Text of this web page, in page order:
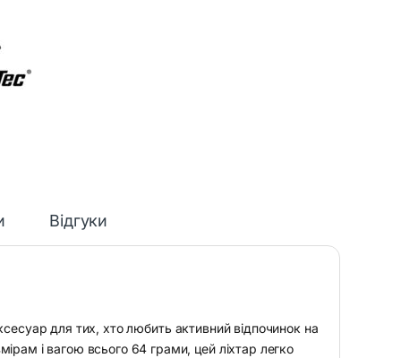
Відгуки
для тих, хто любить активний відпочинок на
і вагою всього 64 грами, цей ліхтар легко